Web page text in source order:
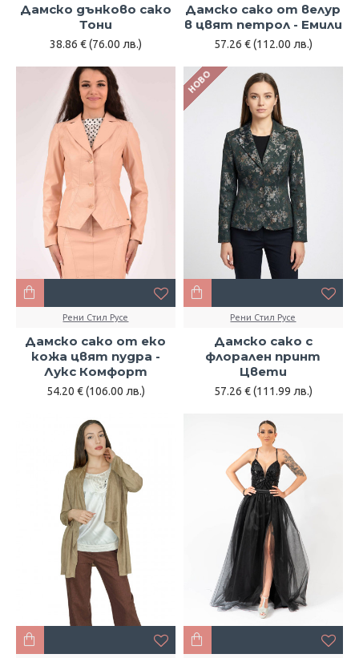
Дамско дънково сако
Тони
38.86 € (76.00 лв.)
Дамско сако от велур
в цвят петрол - Емили
57.26 € (112.00 лв.)
Рени Стил Русе
Дамско сако от еко
кожа цвят пудра -
Лукс Комфорт
54.20 € (106.00 лв.)
НОВО
Рени Стил Русе
Дамско сако с
флорален принт
Цвети
57.26 € (111.99 лв.)